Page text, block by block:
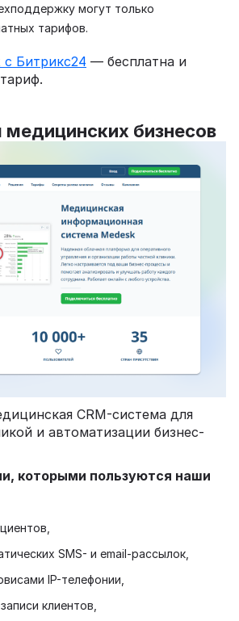
могут только
тарифов.
Битрикс24 — бесплатна и
медицинских бизнесов
CRM-система для
и автоматизации бизнес-
которыми пользуются наши
SMS- и email-рассылок,
IP-телефонии,
клиентов,